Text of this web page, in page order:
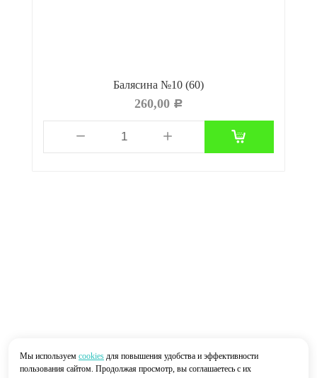
Балясина №10 (60)
260,00 Р
Мы используем cookies для повышения удобства и эффективности
пользования сайтом. Продолжая просмотр, вы соглашаетесь с их